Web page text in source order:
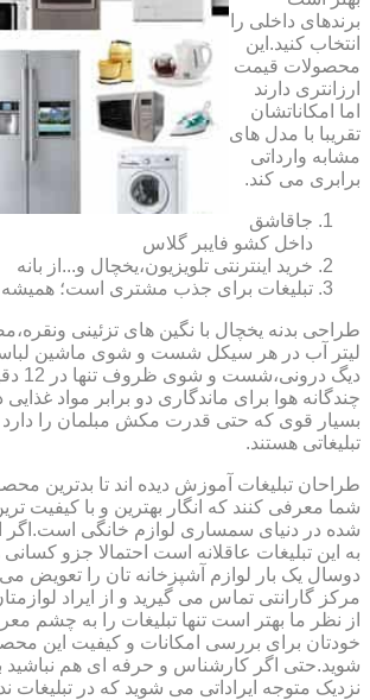
برندهای داخلی را
انتخاب کنید.این
محصولات قیمت
ارزانتری دارند
اما امکاناتشان
تقریبا با مدل های
مشابه وارداتی
برابری می کند.
جاقاشق
داخل کشو فایبر گلاس
خرید اینترنتی تلویزیون،یخچال و...از بانه
تبلیغات برای جذب مشتری است؛ همیشه به
طراحی بدنه یخچال با نگین های تزئینی
لیتر آب در هر سیکل شست و شوی ماشین
دیگ
چندگانه هوا برای ماندگاری دو برابر مواد
بسیار قوی که حتی قدرت مکش مبلمان را
تبلیغاتی هستند.
طراحان تبلیغات آموزش دیده اند تا بدترین
شما معرفی کنند که انگار بهترین و با کیفیت
شده در دنیای سمساری لوازم خانگی است.اگر
به این تبلیغات عاقلانه است احتمالا جزو
دوسال یک بار لوازم آشپزخانه تان را تعویض می
مرکز گارانتی تماس می گیرید و از ایراد
از نظر ما بهتر است تنها تبلیغات را به چشم
خودتان برای بررسی امکانات و کیفیت این
شوید.حتی اگر کارشناس و حرفه ای هم نباشید
نزدیک متوجه ایراداتی می شوید که در تبلیغات